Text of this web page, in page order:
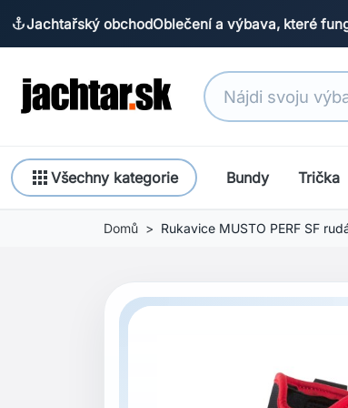
anchorJachtařský obchodOblečení a výbava, které
appsVšechny kategorie Bundy Trička
Domů Rukavice MUSTO PERF SF